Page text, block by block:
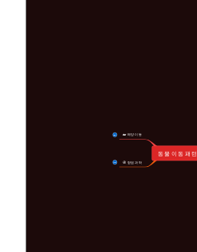
🐋 해양 이동
15
🧭 항법 과학
14
동물 이동 패턴